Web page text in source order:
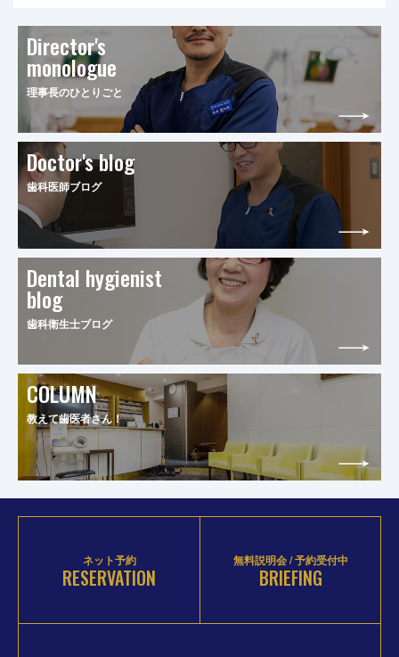
Director's
monologue
理事長のひとりごと
Doctor's blog
歯科医師ブログ
Dental hygienist
blog
歯科衛生士ブログ
COLUMN
教えて歯医者さん！
ネット予約
RESERVATION
無料説明会 / 予約受付中
BRIEFING